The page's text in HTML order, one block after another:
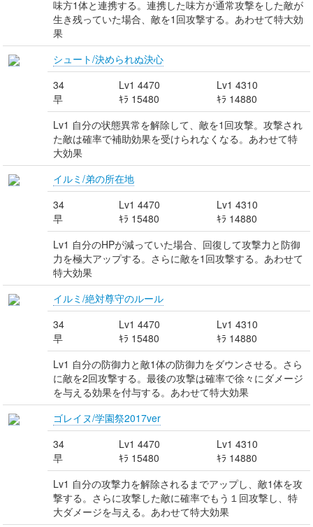
味方1体と連携する。連携した味方が通常攻撃をした敵が
生き残っていた場合、敵を1回攻撃する。あわせて特大効
果
シュート/決められぬ決心
34
早
Lv1 4470
ｷﾗ 15480
Lv1 4310
ｷﾗ 14880
Lv1 自分の状態異常を解除して、敵を1回攻撃。攻撃され
た敵は確率で補助効果を受けられなくなる。あわせて特
大効果
イルミ/弟の所在地
34
早
Lv1 4470
ｷﾗ 15480
Lv1 4310
ｷﾗ 14880
Lv1 自分のHPが減っていた場合、回復して攻撃力と防御
力を極大アップする。さらに敵を1回攻撃する。あわせて
特大効果
イルミ/絶対尊守のルール
34
早
Lv1 4470
ｷﾗ 15480
Lv1 4310
ｷﾗ 14880
Lv1 自分の防御力と敵1体の防御力をダウンさせる。さら
に敵を2回攻撃する。最後の攻撃は確率で徐々にダメージ
を与える効果を付与する。あわせて特大効果
ゴレイヌ/学園祭2017ver
34
早
Lv1 4470
ｷﾗ 15480
Lv1 4310
ｷﾗ 14880
Lv1 自分の攻撃力を解除されるまでアップし、敵1体を攻
撃する。さらに攻撃した敵に確率でもう１回攻撃し、特
大ダメージを与える。あわせて特大効果